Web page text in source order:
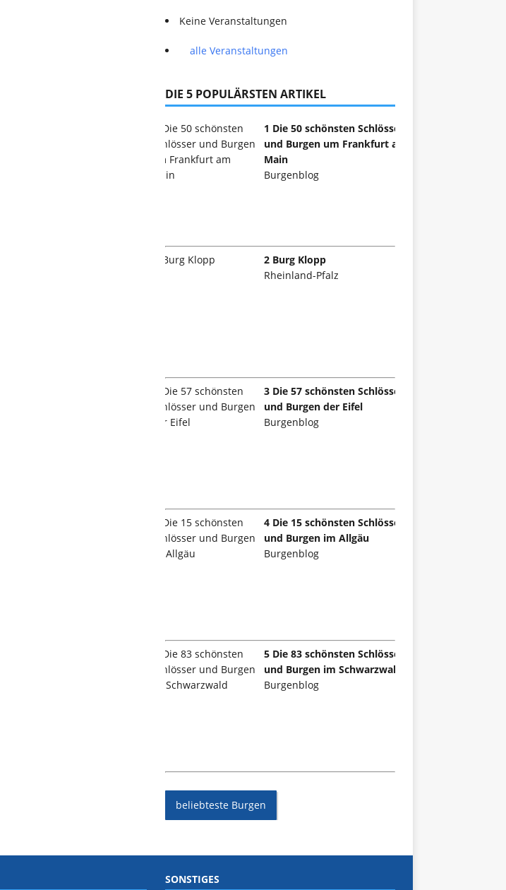
Keine Veranstaltungen
alle Veranstaltungen
DIE 5 POPULÄRSTEN ARTIKEL
1 Die 50 schönsten Schlösser
und Burgen um Frankfurt am
Main
Burgenblog
2 Burg Klopp
Rheinland-Pfalz
3 Die 57 schönsten Schlösser
und Burgen der Eifel
Burgenblog
4 Die 15 schönsten Schlösser
und Burgen im Allgäu
Burgenblog
5 Die 83 schönsten Schlösser
und Burgen im Schwarzwald
Burgenblog
beliebteste Burgen
SONSTIGES